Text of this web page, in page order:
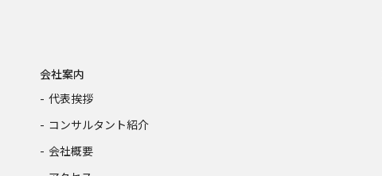
会社案内
代表挨拶
コンサルタント紹介
会社概要